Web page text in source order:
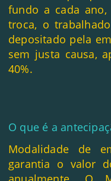
fundo a cada
troca, o
depositado pela
sem justa causa,
40%.
O que é a
Modalidade de
garantia o valor